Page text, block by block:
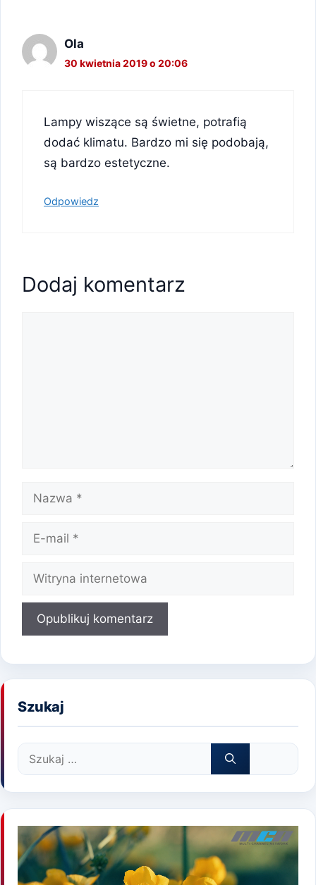
Ola
30 kwietnia 2019 o 20:06
Lampy wiszące są świetne, potrafią
dodać klimatu. Bardzo mi się podobają,
są bardzo estetyczne.
Odpowiedz
Dodaj komentarz
Nazwa
Witryna
Szukaj
Szukaj: